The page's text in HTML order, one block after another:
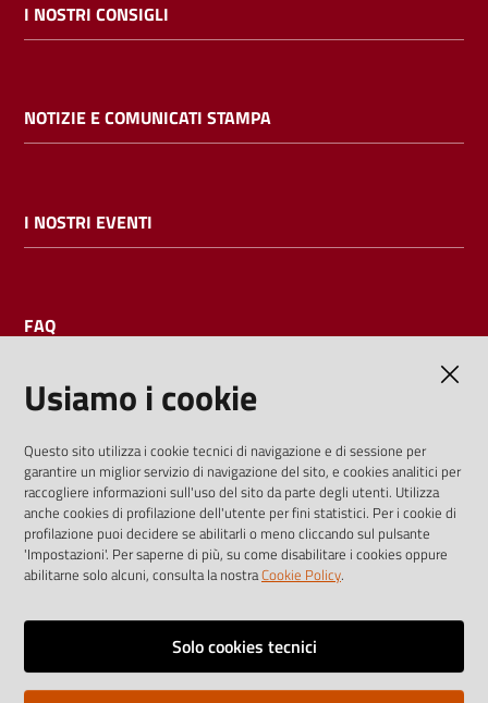
cataloghi
bibliotecario
I NOSTRI CONSIGLI
NOTIZIE E COMUNICATI STAMPA
I NOSTRI EVENTI
FAQ
I dati personali pubblicati sono riutilizzabili solo alle condizioni
previste dalla direttiva comunitaria 2003/98/CE e dal d.lgs.
36/2006
Vai alla pagina
Note legali
Usiamo i cookie
Questo sito utilizza i cookie tecnici di navigazione e di sessione per
garantire un miglior servizio di navigazione del sito, e cookies analitici per
raccogliere informazioni sull'uso del sito da parte degli utenti. Utilizza
anche cookies di profilazione dell'utente per fini statistici. Per i cookie di
profilazione puoi decidere se abilitarli o meno cliccando sul pulsante
'Impostazioni'. Per saperne di più, su come disabilitare i cookies oppure
abilitarne solo alcuni, consulta la nostraCookie Policy.
Solo cookies tecnici